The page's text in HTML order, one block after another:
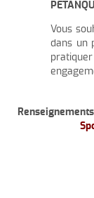
Vous
dans un